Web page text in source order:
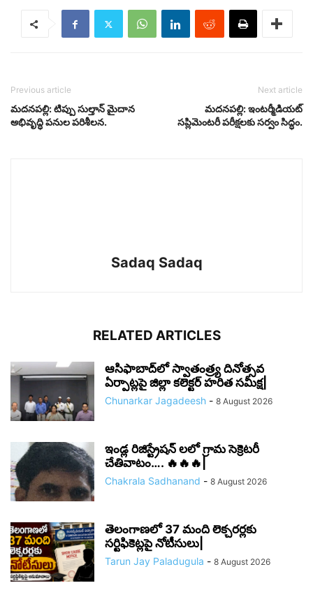
Previous article
మదనపల్లి: టిప్పు సుల్తాన్ మైదాన
అభివృద్ధి పనుల పరిశీలన.
Next article
మదనపల్లి: ఇంటర్మీడియట్
సప్లిమెంటరీ పరీక్షలకు సర్వం సిద్ధం.
Sadaq Sadaq
RELATED ARTICLES
ఆసిఫాబాద్‌లో స్వాతంత్ర్య దినోత్సవ
ఏర్పాట్లపై జిల్లా కలెక్టర్ హరిత సమీక్ష|
Chunarkar Jagadeesh - 8 August 2026
ఇండ్ల రిజిస్ట్రేషన్ లలో గ్రామ సెక్రెటరీ
చేతివాటం…. 🔥🔥🔥|
Chakrala Sadhanand - 8 August 2026
తెలంగాణలో 37 మంది లెక్చరర్లకు
సర్టిఫికెట్లపై నోటీసులు|
Tarun Jay Paladugula - 8 August 2026